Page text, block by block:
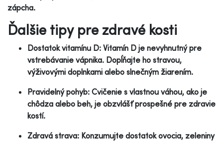
zápcha.
Ďalšie tipy pre zdravé kosti
Dostatok vitamínu D: Vitamín D je nevyhnutný pre
vstrebávanie vápnika. Dopĺňajte ho stravou,
výživovými doplnkami alebo slnečným žiarením.
Pravidelný pohyb: Cvičenie s vlastnou váhou, ako je
chôdza alebo beh, je obzvlášť prospešné pre zdravie
kostí.
Zdravá strava: Konzumujte dostatok ovocia, zeleniny